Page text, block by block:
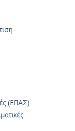
(ΕΠΑΣ)